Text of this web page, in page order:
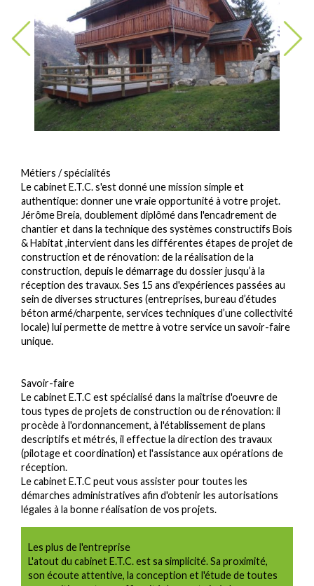
Métiers / spécialités
Le cabinet E.T.C. s'est donné une mission simple et
authentique: donner une vraie opportunité à votre projet.
Jérôme Breia, doublement diplômé dans l'encadrement de
chantier et dans la technique des systèmes constructifs Bois
& Habitat ,intervient dans les différentes étapes de projet de
construction et de rénovation: de la réalisation de la
construction, depuis le démarrage du dossier jusqu’à la
réception des travaux. Ses 15 ans d'expériences passées au
sein de diverses structures (entreprises, bureau d’études
béton armé/charpente, services techniques d’une collectivité
locale) lui permette de mettre à votre service un savoir-faire
unique.
Savoir-faire
Le cabinet E.T.C est spécialisé dans la maîtrise d'oeuvre de
tous types de projets de construction ou de rénovation: il
procède à l'ordonnancement, à l'établissement de plans
descriptifs et métrés, il effectue la direction des travaux
(pilotage et coordination) et l'assistance aux opérations de
réception.
Le cabinet E.T.C peut vous assister pour toutes les
démarches administratives afin d'obtenir les autorisations
légales à la bonne réalisation de vos projets.
Les plus de l'entreprise
L'atout du cabinet E.T.C. est sa simplicité. Sa proximité,
son écoute attentive, la conception et l'étude de toutes